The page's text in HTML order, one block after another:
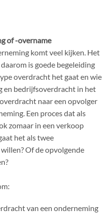
of -overname
komt veel kijken. Het
is goede begeleiding
overdracht het gaat en wie
en bedrijfsoverdracht in het
naar een opvolger
Een proces dat als
zomaar in een verkoop
het als twee
Of de opvolgende
van een onderneming